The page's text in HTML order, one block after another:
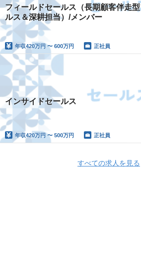
フィールドセールス（長期顧客伴走
ルス＆深耕担当）/メンバー
年収420万円 〜 600万円 正社員
インサイドセールス
年収420万円 〜 500万円 正社員
すべての求人を見る